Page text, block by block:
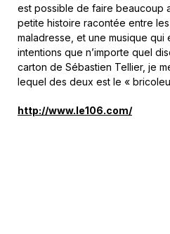
est possible de faire beaucoup
petite histoire racontée entre
maladresse, et une musique qui
intentions que n’importe quel
carton de Sébastien Tellier, je
lequel des deux est le «
http://www.le106.com/